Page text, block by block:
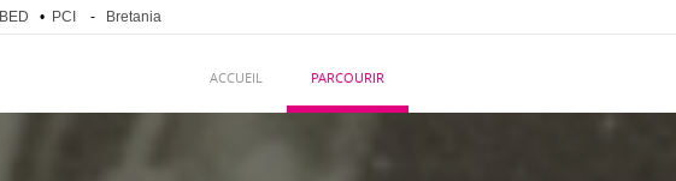
BED • PCI - Bretania
ACCUEIL PARCOURIR